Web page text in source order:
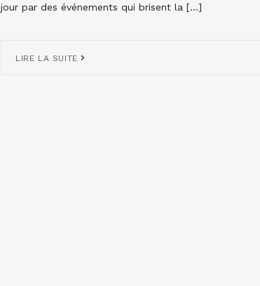
jour par des événements qui brisent la […]
LIRE LA SUITE